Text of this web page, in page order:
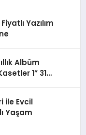
Yazılım
Albüm
1” 31
ile Evcil
Yaşam